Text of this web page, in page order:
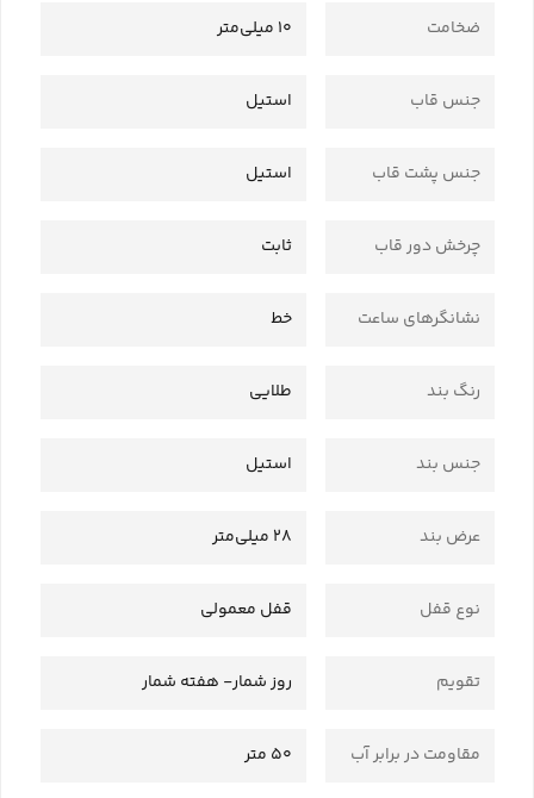
ضخامت 10 میلی‌متر
جنس قاب استیل
جنس پشت قاب استیل
چرخش دور قاب ثابت
نشانگرهای ساعت خط
رنگ بند طلایی
جنس بند استیل
عرض بند 28 میلی‌متر
نوع قفل قفل معمولی
تقویم روز شمار- هفته شمار
مقاومت در برابر آب 50 متر